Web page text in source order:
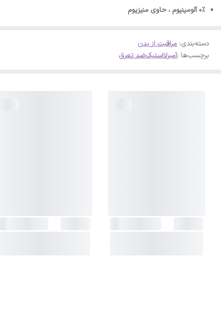
0% آلومینیوم ، حاوی منیزیوم
دسته‌بندی: مراقبت از بدن
برچسب‌ها :آمبرلااستیکضد تعرق